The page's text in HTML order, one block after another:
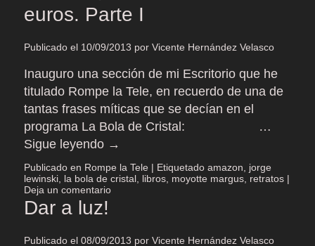
menos
euros.
II
euros. Parte I
Publicado el 10/09/2013 por Vicente Hernández Velasco
Inauguro una sección de mi Escritorio que he
titulado Rompe la Tele, en recuerdo de una de
tantas frases míticas que se decían en el
programa La Bola de Cristal: …
Sigue leyendo →
Publicado en Rompe la Tele | Etiquetado amazon, jorge
lewinski, la bola de cristal, libros, moyotte margus, retratos |
Deja un comentario
Dar a luz!
Publicado el 08/09/2013 por Vicente Hernández Velasco